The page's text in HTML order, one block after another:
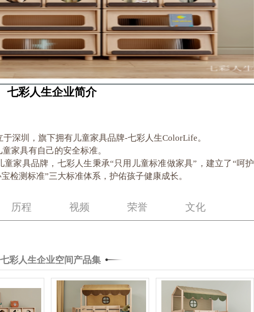
七彩人生企业简介
深圳，旗下拥有儿童家具品牌-七彩人生ColorLife。
家具有自己的安全标准。
家具品牌，七彩人生秉承“只用儿童标准做家具”，建立了“呵护
检测标准”三大标准体系，护佑孩子健康成长。
历程 视频 荣誉 文化
七彩人生企业空间产品集